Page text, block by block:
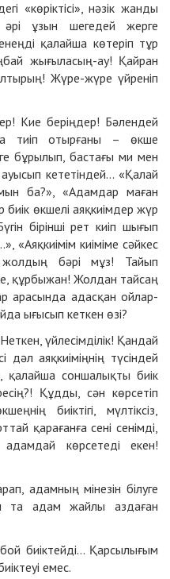
«көріктісі», нәзік жанды
әрі ұзын шегедей жерге
қалайша көтеріп тұр
жығыласың-ау! Қайран
Жүре-жүре үйреніп
беріңдер! Бәлендей
тиіп отырғаны – өкше
бұрылып, бастағы ми мен
кететіндей… «Қалай
ба?», «Адамдар маған
биік өкшелі аяқкиімдер жүр
бірінші рет киіп шығып
«Аяқкиімім киіміме сәйкес
бәрі мұз! Тайып
құрбыжан! Жолдан тайсаң
арасында адасқан ойлар-
ығысып кеткен өзі?
үйлесімділік! Қандай
дәл аяқкиіміңнің түсіндей
соншалықты биік
Құдды, сән көрсетіп
биіктігі, мүлтіксіз,
қарағанға сені сенімді,
көрсетеді екен!
мінезін білуге
та адам жайлы аздаған
Қарсылығым
емес.